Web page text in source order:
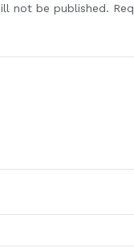
not be published.